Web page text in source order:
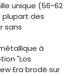
unique (56-62
des
sans
à
"Los
Era brodé sur